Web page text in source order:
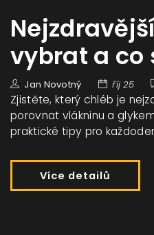
vybrat a co
Jan Novotný říj 25
Zjistěte, který chléb je
porovnat vlákninu a
praktické tipy pro
Více detailů